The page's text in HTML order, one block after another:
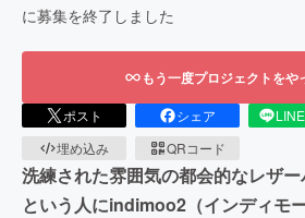
に募集を終了しました
もう一度プロジェクトをや
ポスト シェア
埋め込み
QRコード
洗練された雰囲気の都会的なレザ
という人にindimoo2（インディモ